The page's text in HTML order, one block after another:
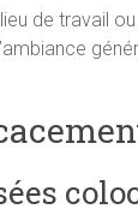
de travail